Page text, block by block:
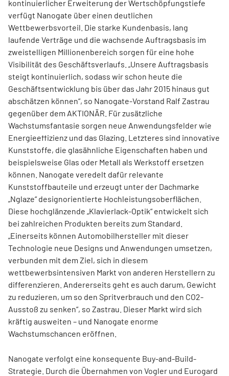
kontinuierlicher Erweiterung der Wertschöpfungstiefe
verfügt Nanogate über einen deutlichen
Wettbewerbsvorteil. Die starke Kundenbasis, lang
laufende Verträge und die wachsende Auftragsbasis im
zweistelligen Millionenbereich sorgen für eine hohe
Visibilität des Geschäftsverlaufs. „Unsere Auftragsbasis
steigt kontinuierlich, sodass wir schon heute die
Geschäftsentwicklung bis über das Jahr 2015 hinaus gut
abschätzen können“, so Nanogate-Vorstand Ralf Zastrau
gegenüber dem AKTIONÄR. Für zusätzliche
Wachstumsfantasie sorgen neue Anwendungsfelder wie
Energieeffizienz und das Glazing. Letzteres sind innovative
Kunststoffe, die glasähnliche Eigenschaften haben und
beispielsweise Glas oder Metall als Werkstoff ersetzen
können. Nanogate veredelt dafür relevante
Kunststoffbauteile und erzeugt unter der Dachmarke
„Nglaze“ designorientierte Hochleistungsober­flächen.
Diese hochglänzende „Klavierlack-Optik“ entwickelt sich
bei zahlreichen Produkten bereits zum Standard.
„Einerseits können Automobilhersteller mit dieser
Technologie neue Designs und Anwendungen umsetzen,
verbunden mit dem Ziel, sich in diesem
wettbewerbsintensiven Markt von anderen Herstellern zu
differenzieren. Andererseits geht es auch darum, Gewicht
zu reduzieren, um so den Spritverbrauch und den CO2-
Ausstoß zu senken“, so Zastrau. Dieser Markt wird sich
kräftig ausweiten – und Nanogate enorme
Wachstumschancen eröffnen.
Nanogate verfolgt eine konsequente Buy-and-Build-
Strategie. Durch die Übernahmen von Vogler und Eurogard